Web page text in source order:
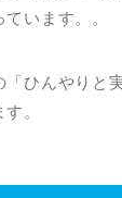
います。。
ひんやりと
。